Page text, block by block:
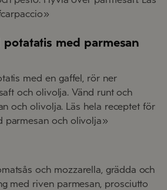
potatatis med parmesan
med en gaffel, rör ner
och olivolja. Vänd runt och
och olivolja. Läs hela receptet för
parmesan och olivolja»
och mozzarella, grädda och
med riven parmesan, prosciutto